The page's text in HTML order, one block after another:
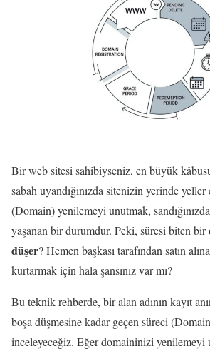
Bir web sitesi sahibiyseniz, en büyük
sabah uyandığınızda sitenizin yerinde yeller
(Domain) yenilemeyi unutmak,
yaşanan bir durumdur. Peki, süresi biten bir
düşer? Hemen başkası tarafından satın
kurtarmak için hala şansınız var mı?
Bu teknik rehberde, bir alan adının kayıt
boşa düşmesine kadar geçen süreci
inceleyeceğiz. Eğer domaininizi yenilemeyi